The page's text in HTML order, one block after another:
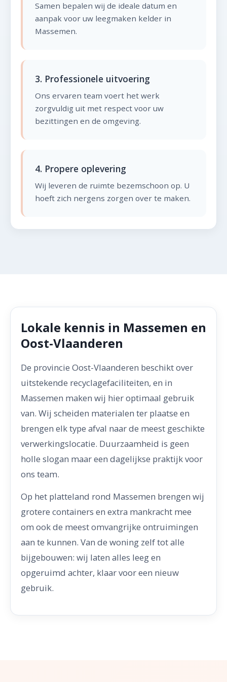
Samen bepalen wij de ideale datum en
aanpak voor uw leegmaken kelder in
Massemen.
3. Professionele uitvoering
Ons ervaren team voert het werk
zorgvuldig uit met respect voor uw
bezittingen en de omgeving.
4. Propere oplevering
Wij leveren de ruimte bezemschoon op. U
hoeft zich nergens zorgen over te maken.
Lokale kennis in Massemen en
Oost-Vlaanderen
De provincie Oost-Vlaanderen beschikt over
uitstekende recyclagefaciliteiten, en in
Massemen maken wij hier optimaal gebruik
van. Wij scheiden materialen ter plaatse en
brengen elk type afval naar de meest geschikte
verwerkingslocatie. Duurzaamheid is geen
holle slogan maar een dagelijkse praktijk voor
ons team.
Op het platteland rond Massemen brengen wij
grotere containers en extra mankracht mee
om ook de meest omvangrijke ontruimingen
aan te kunnen. Van de woning zelf tot alle
bijgebouwen: wij laten alles leeg en
opgeruimd achter, klaar voor een nieuw
gebruik.